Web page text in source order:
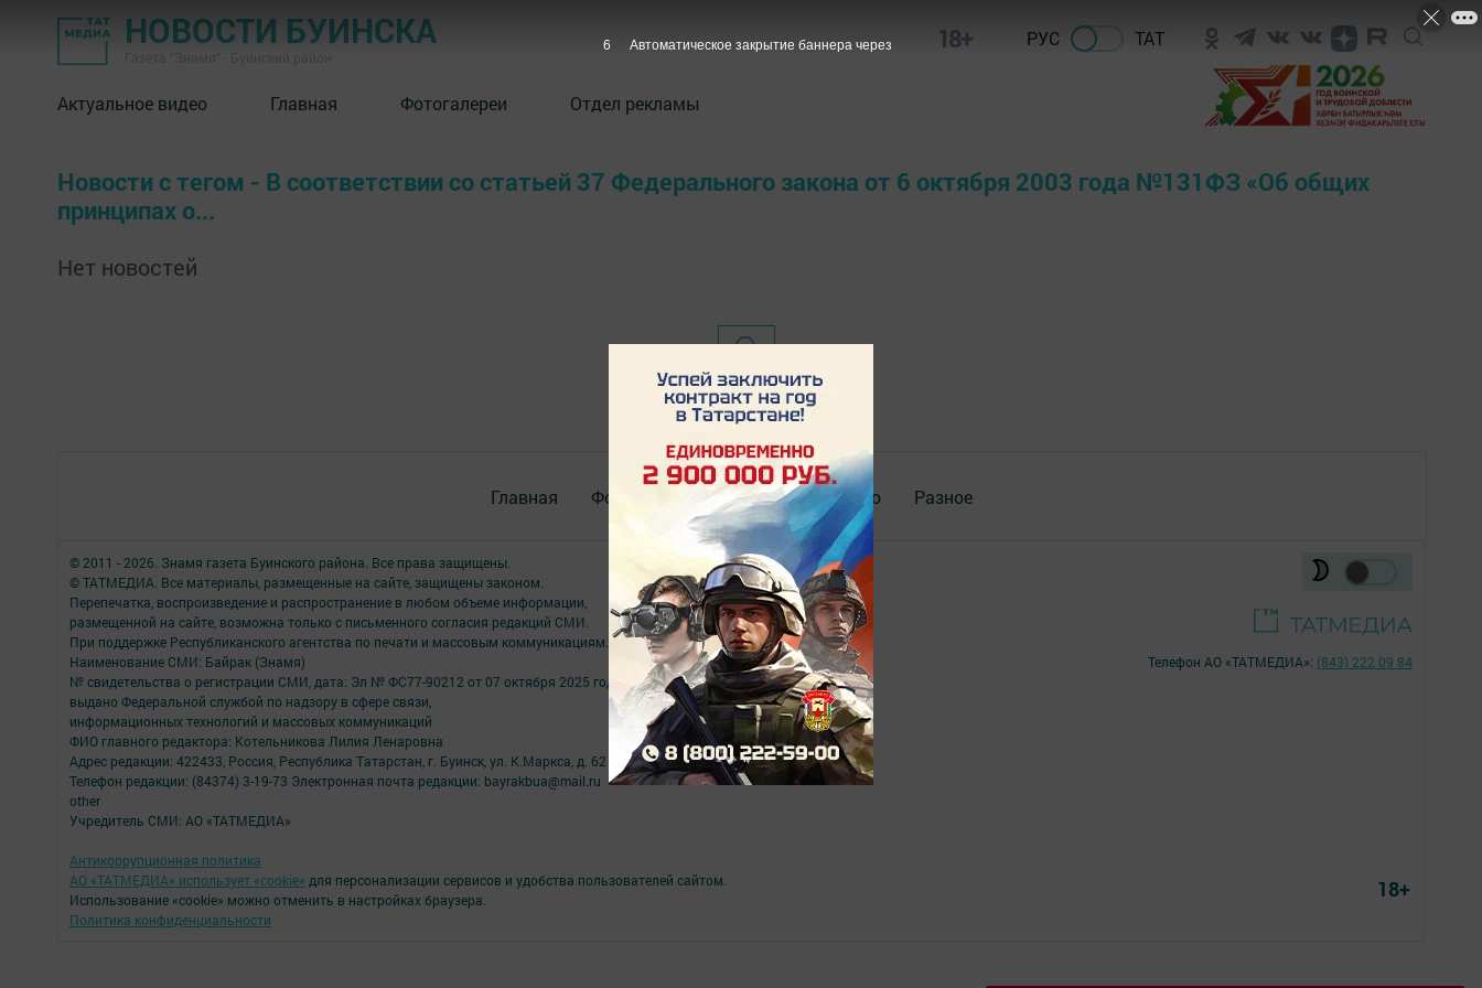
НОВОСТИ БУИНСКА 18+ РУС ТАТ
Актуальное видео Главная Фотогалереи Отдел рекламы
Новости с тегом - В соответствии со статьей 37 Федерального закона от 6 октября 2003 года №131ФЗ «Об общих
принципах о...
Нет новостей
Главная Фотогалереи Актуальное видео Разное
© 2011 - 2026. Знамя газета Буинского района. Все права защищены.
© ТАТМЕДИА. Все материалы, размещенные на сайте, защищены законом.
Перепечатка, воспроизведение и распространение в любом объеме информации,
размещенной на сайте, возможна только с письменного согласия редакций СМИ.
При поддержке Республиканского агентства по печати и массовым коммуникациям.
Наименование СМИ: Байрак (Знамя)
№ свидетельства о регистрации СМИ, дата: Эл № ФС77-90212 от 07 октября 2025 года
выдано Федеральной службой по надзору в сфере связи,
информационных технологий и массовых коммуникаций
ФИО главного редактора: Котельникова Лилия Ленаровна
Адрес редакции: 422433, Россия, Республика Татарстан, г. Буинск, ул. К.Маркса, д. 62
Телефон редакции: (84374) 3-19-73 Электронная почта редакции: bayrakbua@mail.ru
other
Учредитель СМИ: АО «ТАТМЕДИА»
Антикоррупционная политика
АО «ТАТМЕДИА» использует «cookie» для персонализации сервисов и удобства пользователей сайтом.
Использование «cookie» можно отменить в настройках браузера.
Политика конфиденциальности
Телефон АО «ТАТМЕДИА»: (843) 222 09 84
18+
6 Автоматическое закрытие баннера через